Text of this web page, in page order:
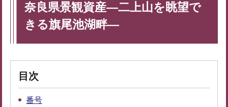
奈良県景観資産―二上山を眺望で
きる旗尾池湖畔―
目次
番号